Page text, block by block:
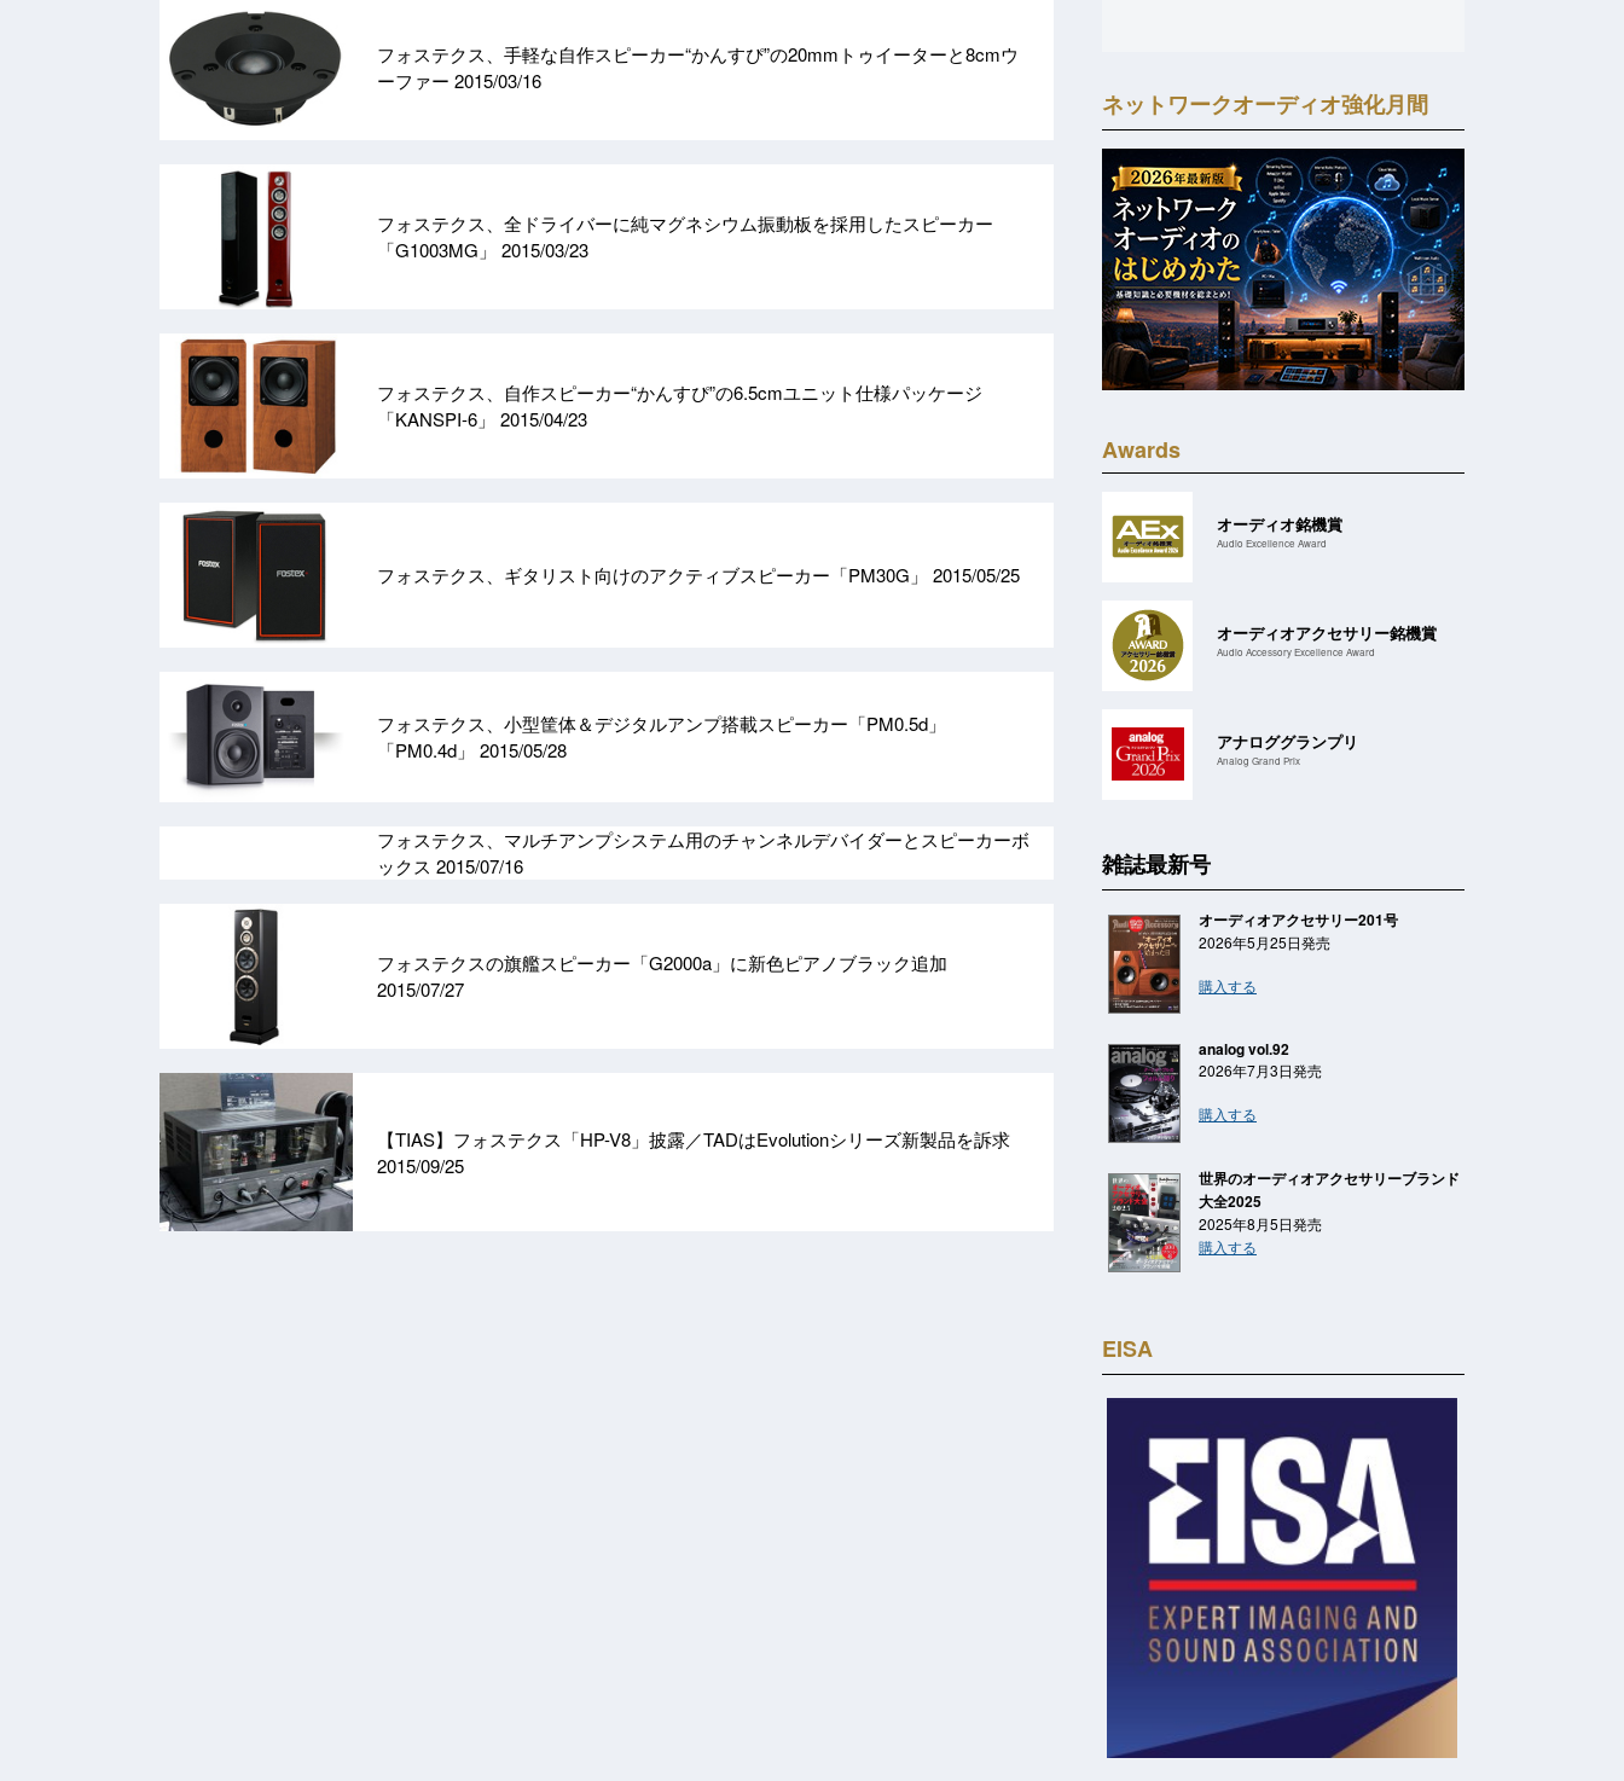
フォステクス、手軽な自作スピーカー“かんすぴ”の20mmトゥイーターと8cmウ
ーファー 2015/03/16
フォステクス、全ドライバーに純マグネシウム振動板を採用したスピーカー
「G1003MG」 2015/03/23
フォステクス、自作スピーカー“かんすぴ”の6.5cmユニット仕様パッケージ
「KANSPI-6」 2015/04/23
フォステクス、ギタリスト向けのアクティブスピーカー「PM30G」 2015/05/25
フォステクス、小型筐体＆デジタルアンプ搭載スピーカー「PM0.5d」
「PM0.4d」 2015/05/28
フォステクス、マルチアンプシステム用のチャンネルデバイダーとスピーカーボ
ックス 2015/07/16
フォステクスの旗艦スピーカー「G2000a」に新色ピアノブラック追加
2015/07/27
【TIAS】フォステクス「HP-V8」披露／TADはEvolutionシリーズ新製品を訴求
2015/09/25
ネットワークオーディオ強化月間
Awards
オーディオ銘機賞
Audio Excellence Award
オーディオアクセサリー銘機賞
Audio Accessory Excellence Award
アナロググランプリ
Analog Grand Prix
雑誌最新号
オーディオアクセサリー201号
2026年5月25日発売
購入する
analog vol.92
2026年7月3日発売
購入する
世界のオーディオアクセサリーブランド
大全2025
2025年8月5日発売
購入する
EISA